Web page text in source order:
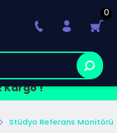
Kargo !
0
Stüdyo Referans Monitörü